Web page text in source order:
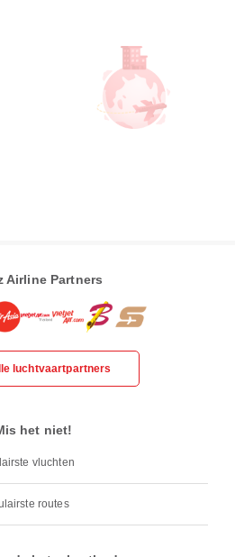
Airline Partners
luchtvaartpartners
het niet!
vluchten
routes